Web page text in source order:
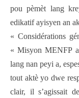
pou pèmèt lang
edikatif ayisyen an
« Considérations
« Misyon MENFP
lang nan peyi a,
tout aktè yo dwe
clair, il s’agissait